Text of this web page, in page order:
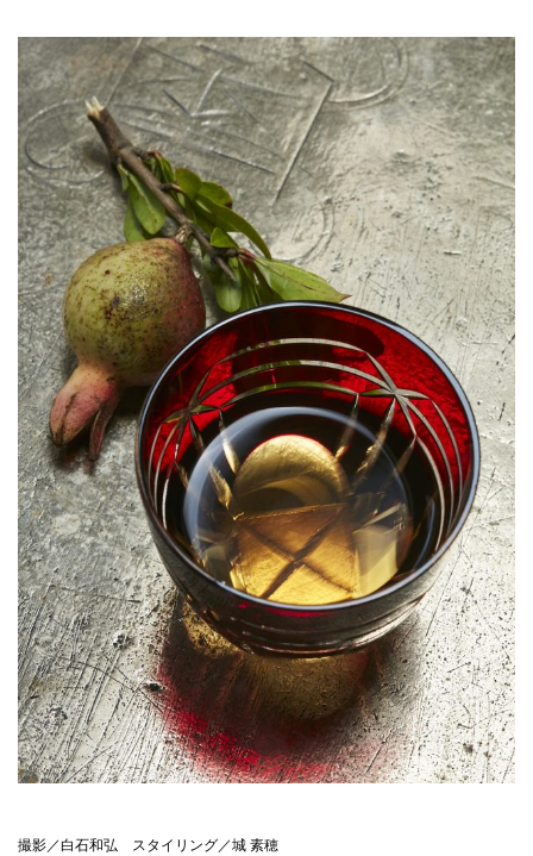
撮影／白石和弘 スタイリング／城 素穂